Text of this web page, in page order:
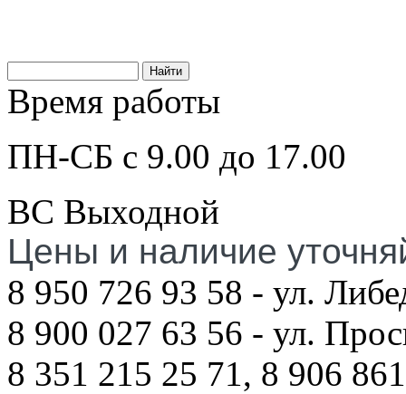
Время работы
ПН-СБ с 9.00 до 17.00
ВС Выходной
Цены и наличие
8 950 726 93 58 - ул.
8 900 027 63 56 - ул.
8 351 215 25 71, 8 906